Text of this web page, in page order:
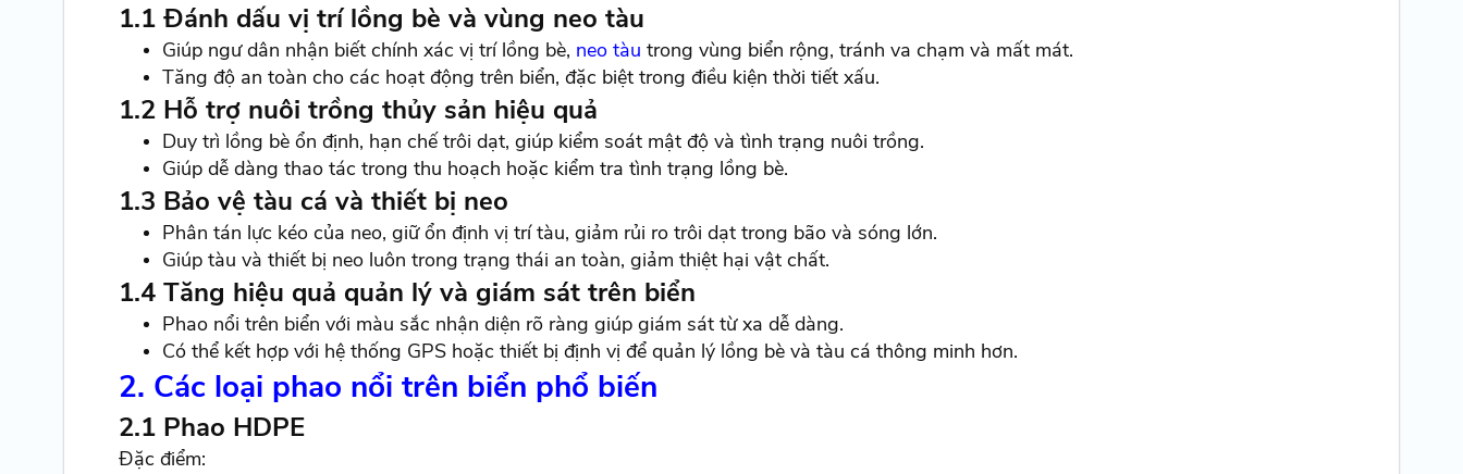
1.1 Đánh dấu vị trí lồng bè và vùng neo tàu
Giúp ngư dân nhận biết chính xác vị trí lồng bè, neo tàu trong vùng biển rộng, tránh va chạm và mất mát.
Tăng độ an toàn cho các hoạt động trên biển, đặc biệt trong điều kiện thời tiết xấu.
1.2 Hỗ trợ nuôi trồng thủy sản hiệu quả
Duy trì lồng bè ổn định, hạn chế trôi dạt, giúp kiểm soát mật độ và tình trạng nuôi trồng.
Giúp dễ dàng thao tác trong thu hoạch hoặc kiểm tra tình trạng lồng bè.
1.3 Bảo vệ tàu cá và thiết bị neo
Phân tán lực kéo của neo, giữ ổn định vị trí tàu, giảm rủi ro trôi dạt trong bão và sóng lớn.
Giúp tàu và thiết bị neo luôn trong trạng thái an toàn, giảm thiệt hại vật chất.
1.4 Tăng hiệu quả quản lý và giám sát trên biển
Phao nổi trên biển với màu sắc nhận diện rõ ràng giúp giám sát từ xa dễ dàng.
Có thể kết hợp với hệ thống GPS hoặc thiết bị định vị để quản lý lồng bè và tàu cá thông minh hơn.
2. Các loại phao nổi trên biển phổ biến
2.1 Phao HDPE
Đặc điểm: